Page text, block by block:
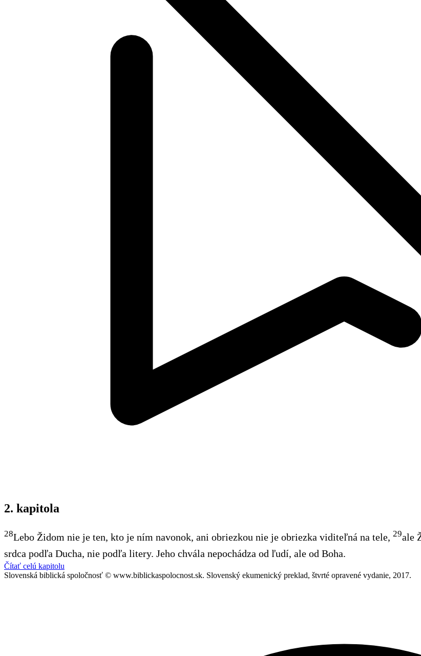
2. kapitola
28Lebo Židom nie je ten, kto je ním navonok, ani obriezkou nie je obriezka viditeľná na tele, 29ale
srdca podľa Ducha, nie podľa litery. Jeho chvála nepochádza od ľudí, ale od Boha.
Čítať celú kapitolu
Slovenská biblická spoločnosť © www.biblickaspolocnost.sk. Slovenský ekumenický preklad, štvrté opravené vydanie, 2017.